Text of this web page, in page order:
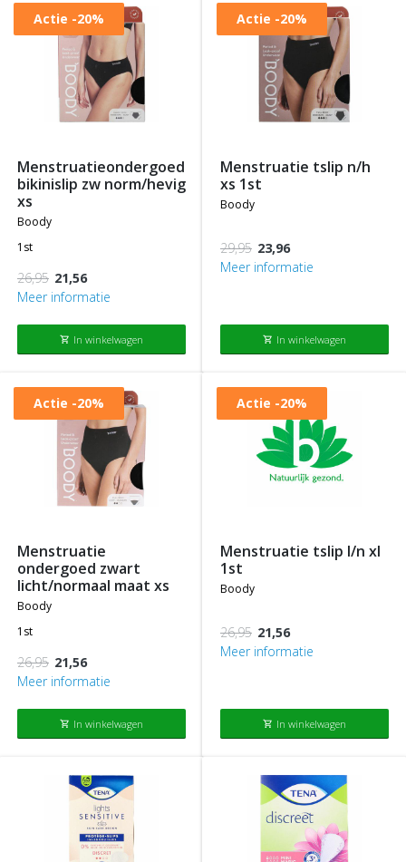
Actie -20%
menstruatieondergoed
bikinislip zw norm/hevig
xs
boody
1st
26,95 21,56
Meer informatie
shopping_cart In winkelwagen
Actie -20%
menstruatie tslip n/h
xs 1st
boody
29,95 23,96
Meer informatie
shopping_cart In winkelwagen
Actie -20%
menstruatie
ondergoed zwart
licht/normaal maat xs
boody
1st
26,95 21,56
Meer informatie
shopping_cart In winkelwagen
Actie -20%
menstruatie tslip l/n xl
1st
boody
26,95 21,56
Meer informatie
shopping_cart In winkelwagen